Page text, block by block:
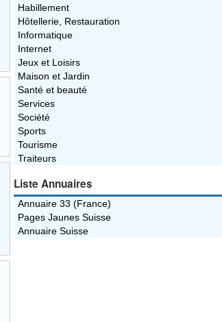
Habillement
Hôtellerie, Restauration
Informatique
Internet
Jeux et Loisirs
Maison et Jardin
Santé et beauté
Services
Société
Sports
Tourisme
Traiteurs
Liste Annuaires
Annuaire 33 (France)
Pages Jaunes Suisse
Annuaire Suisse